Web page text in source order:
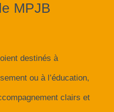
MPJB
destinés à
ou à l’éducation,
clairs et